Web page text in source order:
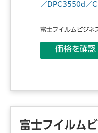
／DPC3550d／
富士フイルムビジネ
価格を確認
富士フイルム